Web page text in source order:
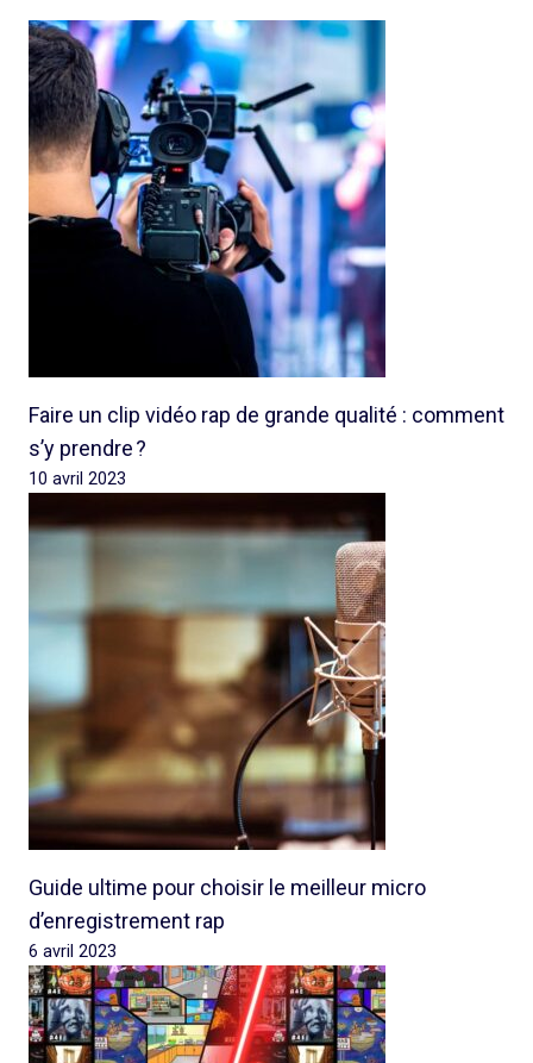
Faire un clip vidéo rap de grande qualité : comment
s’y prendre ?
10 avril 2023
Guide ultime pour choisir le meilleur micro
d’enregistrement rap
6 avril 2023